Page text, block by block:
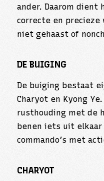
ander. Daarom dient
correcte en precieze
niet gehaast of
DE BUIGING
De buiging bestaat
Charyot en Kyong
rusthouding met de
benen iets uit elkaar
commando’s met
CHARYOT